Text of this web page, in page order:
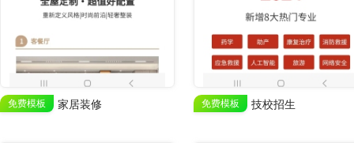
免费模板 家居装修 免费模板 技校招生